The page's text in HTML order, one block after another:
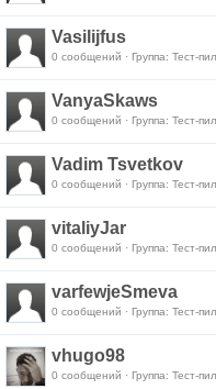
Vasilijfus
0 сообщений · Группа: Тест-
VanyaSkaws
0 сообщений · Группа: Тест-
Vadim Tsvetkov
0 сообщений · Группа: Тест-
vitaliyJar
0 сообщений · Группа: Тест-
varfewjeSmeva
0 сообщений · Группа: Тест-
vhugo98
0 сообщений · Группа: Тест-